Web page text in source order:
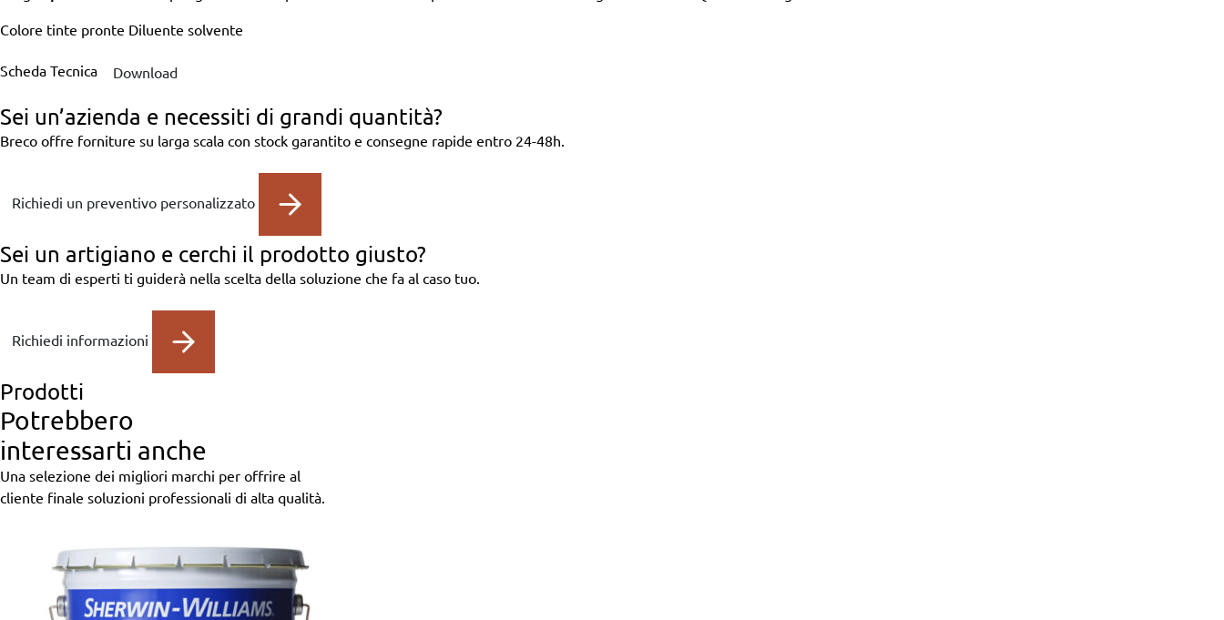
Colore tinte pronte Diluente solvente
Scheda Tecnica Download
Sei un’azienda e necessiti di grandi quantità?
Breco offre forniture su larga scala con stock garantito e consegne rapide entro 24-48h.
Richiedi un preventivo personalizzato
Sei un artigiano e cerchi il prodotto giusto?
Un team di esperti ti guiderà nella scelta della soluzione che fa al caso tuo.
Richiedi informazioni
Prodotti
Potrebbero
interessarti anche
Una selezione dei migliori marchi per offrire al
cliente finale soluzioni professionali di alta qualità.